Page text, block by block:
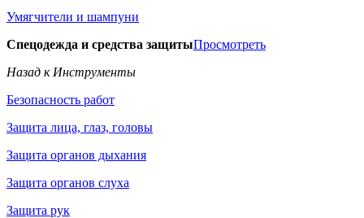
Умягчители и шампуни
Спецодежда и средства защитыПросмотреть
Назад к Инструменты
Безопасность работ
Защита лица, глаз, головы
Защита органов дыхания
Защита органов слуха
Защита рук